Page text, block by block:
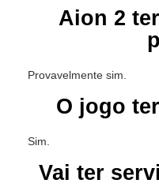
Aion 2
Provavelmente sim.
O jogo
Sim.
Vai ter